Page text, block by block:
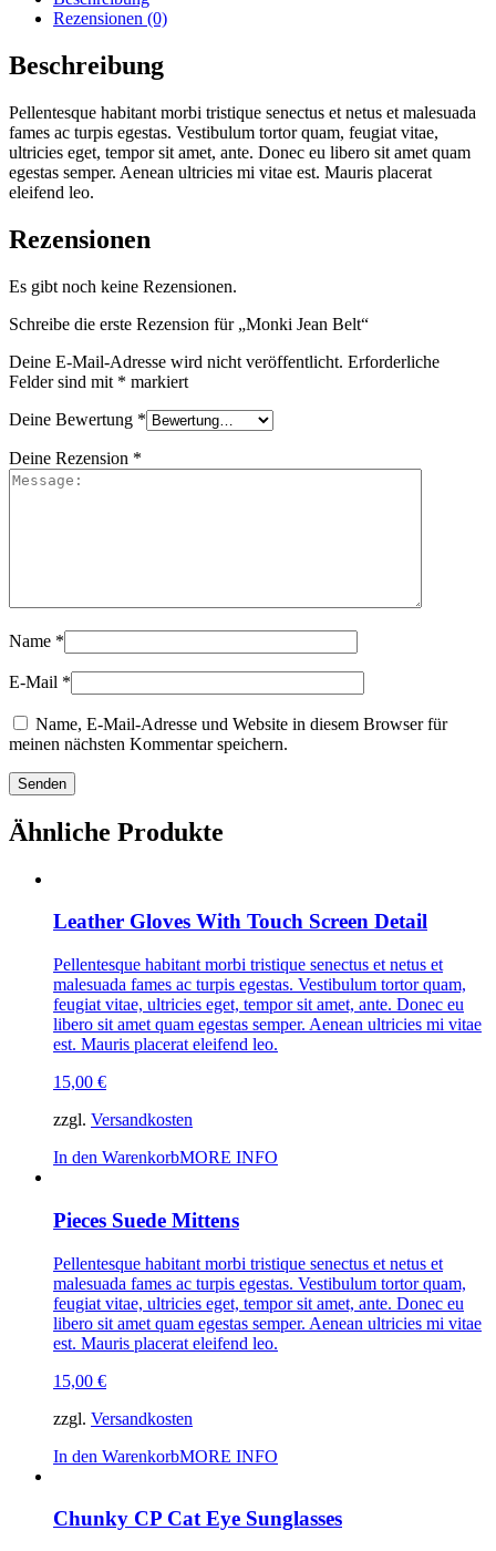
Rezensionen (0)
Beschreibung
Pellentesque habitant morbi tristique senectus et netus et malesuada
fames ac turpis egestas. Vestibulum tortor quam, feugiat vitae,
ultricies eget, tempor sit amet, ante. Donec eu libero sit amet quam
egestas semper. Aenean ultricies mi vitae est. Mauris placerat
eleifend leo.
Rezensionen
Es gibt noch keine Rezensionen.
Schreibe die erste Rezension für „Monki Jean Belt“
Deine E-Mail-Adresse wird nicht veröffentlicht. Erforderliche
Felder sind mit * markiert
Deine Bewertung *
Deine Rezension *
Name *
E-Mail *
Name, E-Mail-Adresse und Website in diesem Browser für
meinen nächsten Kommentar speichern.
Ähnliche Produkte
Leather Gloves With Touch Screen Detail
Pellentesque habitant morbi tristique senectus et netus et
malesuada fames ac turpis egestas. Vestibulum tortor quam,
feugiat vitae, ultricies eget, tempor sit amet, ante. Donec eu
libero sit amet quam egestas semper. Aenean ultricies mi vitae
est. Mauris placerat eleifend leo.
15,00 €
zzgl. Versandkosten
In den WarenkorbMORE INFO
Pieces Suede Mittens
Pellentesque habitant morbi tristique senectus et netus et
malesuada fames ac turpis egestas. Vestibulum tortor quam,
feugiat vitae, ultricies eget, tempor sit amet, ante. Donec eu
libero sit amet quam egestas semper. Aenean ultricies mi vitae
est. Mauris placerat eleifend leo.
15,00 €
zzgl. Versandkosten
In den WarenkorbMORE INFO
Chunky CP Cat Eye Sunglasses